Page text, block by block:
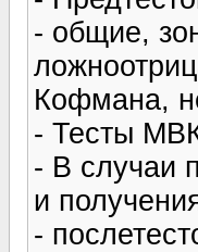
- общие,
Кофмана,
- Тесты
- В случаи
и
-